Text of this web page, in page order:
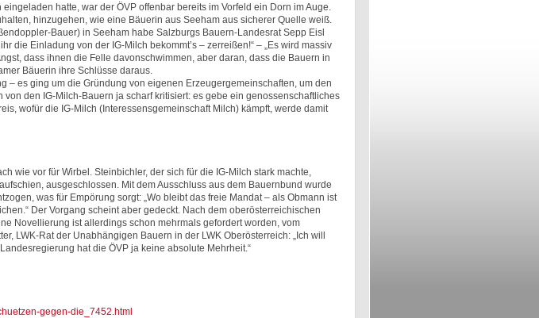
hatte, war der ÖVP offenbar bereits im Vorfeld ein Dorn im Auge.
hinzugehen, wie eine Bäuerin aus Seeham aus sicherer Quelle weiß.
Bauer) in Seeham habe Salzburgs Bauern-Landesrat Sepp Eisl
die Einladung von der IG-Milch bekommt’s – zerreißen!“ – „Es wird massiv
dass ihnen die Felle davonschwimmen, aber daran, dass die Bauern in
Bäuerin ihre Schlüsse daraus.
– es ging um die Gründung von eigenen Erzeugergemeinschaften, um den
den IG-Milch-Bauern ja scharf kritisiert: es gebe ein genossenschaftliches
wofür die IG-Milch (Interessensgemeinschaft Milch) kämpft, werde damit
wie vor für Wirbel. Steinbichler, der sich für die IG-Milch stark machte,
ausgeschlossen. Mit dem Ausschluss aus dem Bauernbund wurde
was für Empörung sorgt: „Wo bleibt das freie Mandat – als Obmann ist
Der Vorgang scheint aber gedeckt. Nach dem oberösterreichischen
Novellierung ist allerdings schon mehrmals gefordert worden, vom
LWK-Rat der Unabhängigen Bauern in der LWK Oberösterreich: „Ich will
hat die ÖVP ja keine absolute Mehrheit.“
gegen-die_7452.html